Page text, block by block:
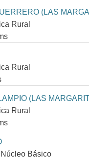
(LAS
Rural
Rural
(LAS
Rural
Básico